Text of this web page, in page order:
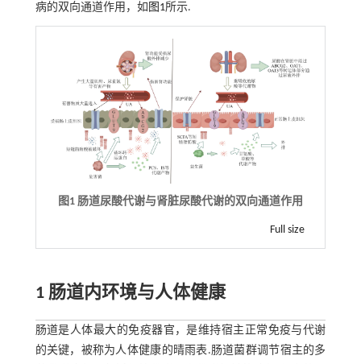
病的双向通道作用，如 图1所示.
图1 肠道尿酸代谢与肾脏尿酸代谢的双向通道作用
Full size
1 肠道内环境与人体健康
肠道是人体最大的免疫器官，是维持宿主正常免疫与代谢
的关键，被称为人体健康的晴雨表.肠道菌群调节宿主的多